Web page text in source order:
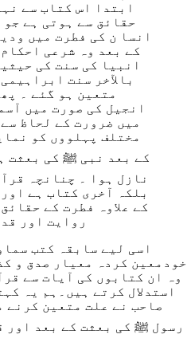
ابتدا اس کتاب سے
حقائق سے ہوتی ہے
انسا ن کی فطرت میں
کے بعد وہ شرعی
انبیا کی سنت کی
بالآخر سنت
متعین ہو گئے ۔
انجیل کی صورت میں
میں ضرورت کے لحاظ
مختلف پہلووں کو
کے بعد نبی ﷺ کی بعثت
نازل ہوا ۔ چنانچہ
بلکہ آخری کتاب ہے
کے علاوہ فطرت کے
روایت اور
اسی لیے سابقہ کتب
خودمعین کردہ معیار صدق و
وہ ان کتابوں کی آیات سے
استدلال کرتے ہیں۔ہم یہ
صاحب نے علت متعین کرنے
رسول ﷺ کی بعثت کے بعد اور